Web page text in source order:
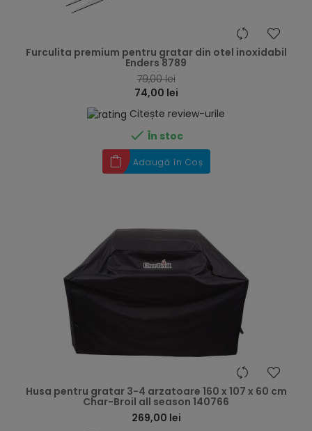
Furculita premium pentru gratar din otel inoxidabil
Enders 8789
79,00 lei
74,00 lei
Citește review-urile
 În stoc
Adaugă în Coș
Husa pentru gratar 3-4 arzatoare 160 x 107 x 60 cm
Char-Broil all season 140766
269,00 lei